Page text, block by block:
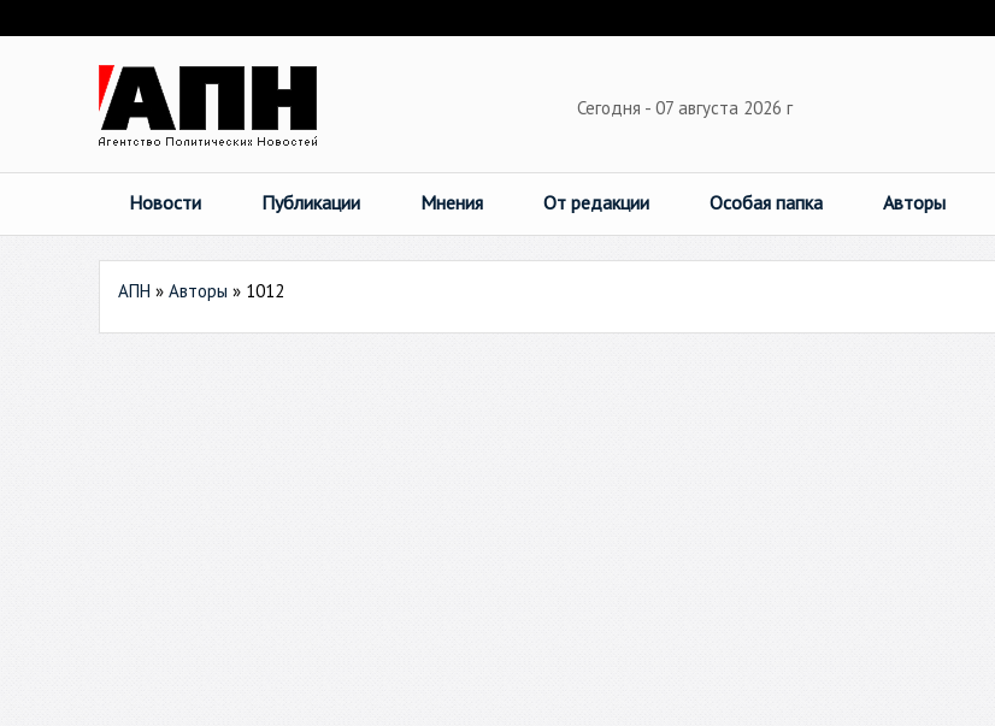
Сегодня - 07 августа 2026 г
Новости Публикации Мнения От редакции Особая папка Авторы
АПН » Авторы » 1012